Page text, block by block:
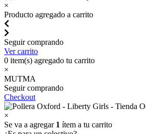
×
Producto agregado a carrito
Seguir comprando
Ver carrito
0 item(s) agregado tu carrito
×
MUTMA
Seguir comprando
Checkout
×
Se va a agregar 1 ítem a tu carrito